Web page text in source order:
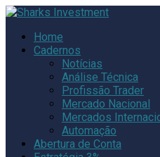
Home
Cadernos
Notícias
Análise Técnica
Profissão Trader
Mercado Nacional
Mercados
Automação
Abertura de Conta